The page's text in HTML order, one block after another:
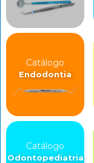
Catálogo
Endodontia
Catálogo
Odontopediatria